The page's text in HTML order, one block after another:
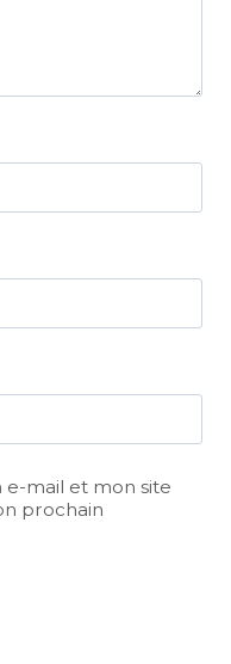
mail et mon site
prochain